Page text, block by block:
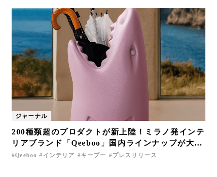
ジャーナル
200種類超のプロダクトが新上陸！ミラノ発インテ
リアブランド「Qeeboo」国内ラインナップが大幅
拡充
Qeeboo インテリア キーブー プレスリリース